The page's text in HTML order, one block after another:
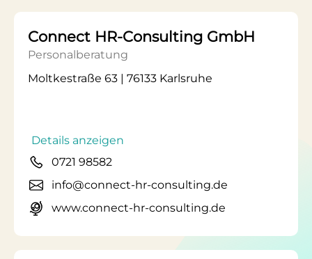
Connect HR-Consulting GmbH
Personalberatung
Moltkestraße 63 | 76133 Karlsruhe
Details anzeigen
0721 98582
info@connect-hr-consulting.de
www.connect-hr-consulting.de